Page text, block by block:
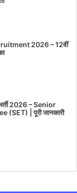
2026 – 12वीं
2026 – Senior
(SET) | पूरी जानकारी